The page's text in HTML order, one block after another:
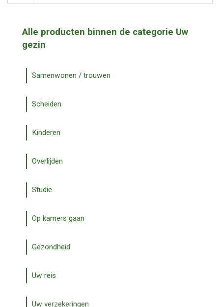
Alle producten binnen de categorie Uw
gezin
Samenwonen / trouwen
Scheiden
Kinderen
Overlijden
Studie
Op kamers gaan
Gezondheid
Uw reis
Uw verzekeringen